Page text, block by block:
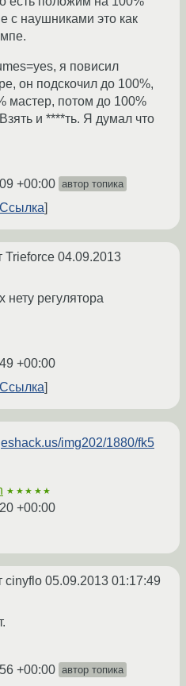
с наушниками это как
я повисил
он подскочил до 100%,
мастер, потом до 100%
и ****ть. Я думал что
+00:00 автор топика
Ссылка
Trieforce 04.09.2013
нету регулятора
+00:00
Ссылка
img202/1880/fk5
★★★★★
+00:00
cinyflo 05.09.2013 01:17:49
+00:00 автор топика